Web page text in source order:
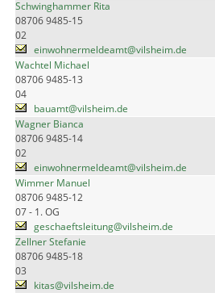
Schwinghammer Rita
08706 9485-15
02
einwohnermeldeamt@vilsheim.de
Wachtel Michael
08706 9485-13
04
bauamt@vilsheim.de
Wagner Bianca
08706 9485-14
02
einwohnermeldeamt@vilsheim.de
Wimmer Manuel
08706 9485-12
07 - 1. OG
geschaeftsleitung@vilsheim.de
Zellner Stefanie
08706 9485-18
03
kitas@vilsheim.de